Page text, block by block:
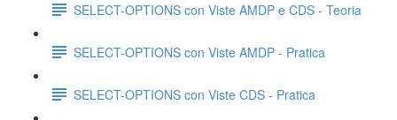
SELECT-OPTIONS con Viste AMDP e CDS - Teoria
SELECT-OPTIONS con Viste AMDP - Pratica
SELECT-OPTIONS con Viste CDS - Pratica